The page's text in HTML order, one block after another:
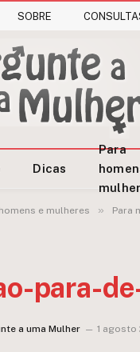
SOBRE
Dicas
Para
e mulheres » Para
para-
a uma Mulher 1 agosto